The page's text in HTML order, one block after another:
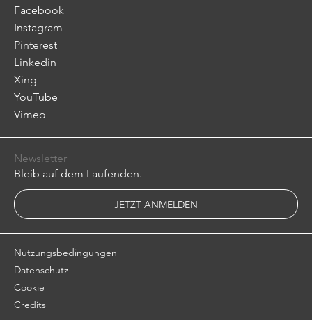
Facebook
Instagram
Pinterest
Linkedin
Xing
YouTube
Vimeo
Newsletter
Bleib auf dem Laufenden.
JETZT ANMELDEN
Nutzungsbedingungen
Datenschutz
Cookie
Credits